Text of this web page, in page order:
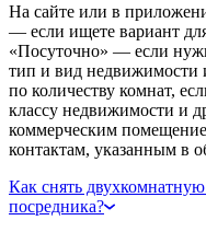
На сайте или в
— если ищете вариант
«Посуточно» — если
тип и вид недвижимости
по количеству комнат,
классу недвижимости и
коммерческим
контактам, указанным в
Как снять
посредника?